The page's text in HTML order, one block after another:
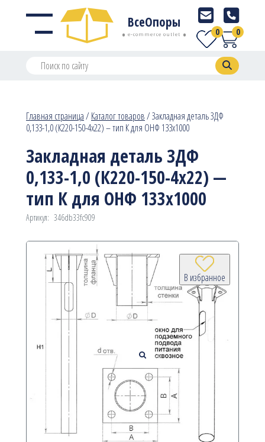
ВсеОпоры
e-commerce outlet 0
0
Главная страница/Каталог товаров/Закладная деталь ЗДФ
0,133-1,0 (К220-150-4х22) – тип К для ОНФ 133х1000
Закладная деталь ЗДФ
0,133-1,0 (К220-150-4х22) —
тип К для ОНФ 133х1000
Артикул: 346db33fc909
В избранное